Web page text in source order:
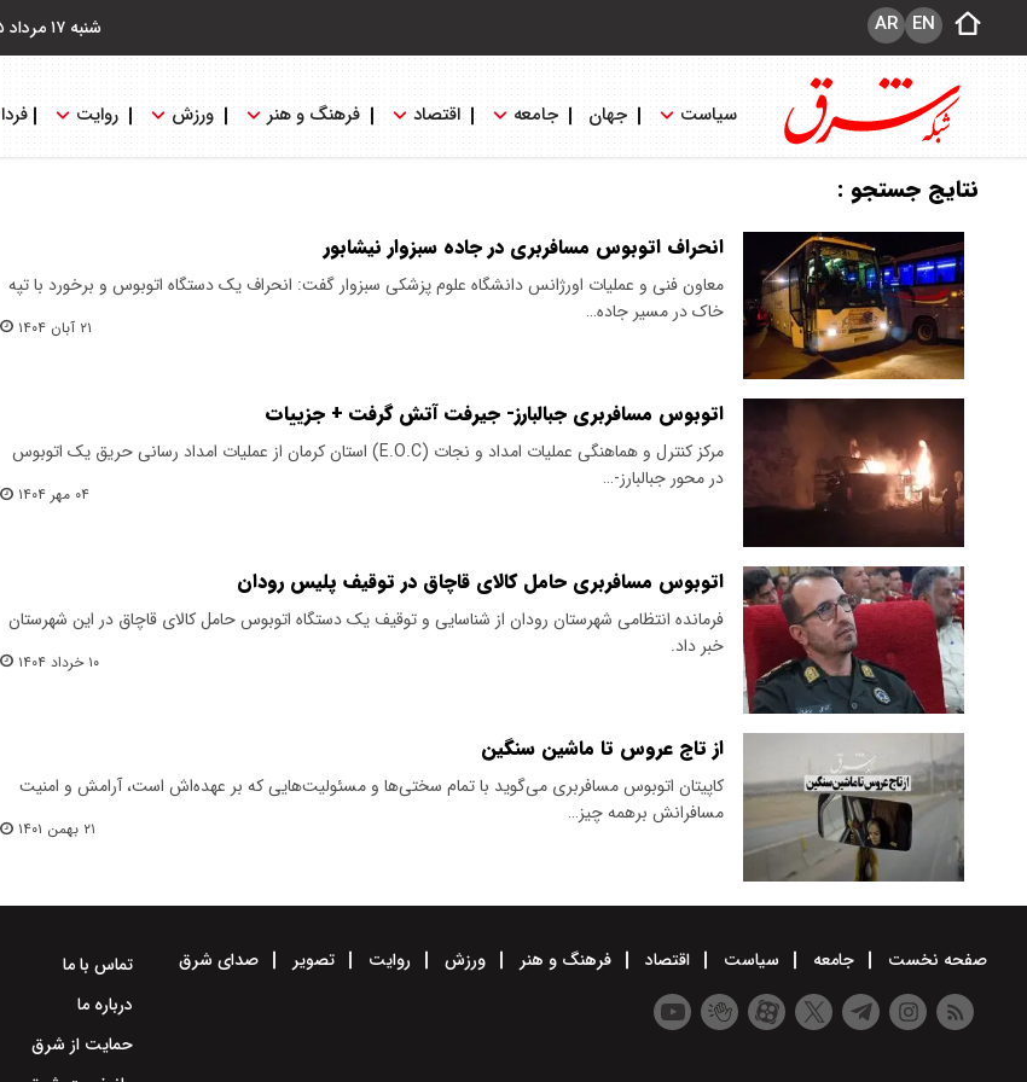
شنبه ۱۷ مرداد ۱۴۰۵ EN
AR
سیاست جهان جامعه اقتصاد فرهنگ و هنر ورزش روایت فردا
نتایج جستجو :
انحراف اتوبوس مسافربری در جاده سبزوار نیشابور
معاون فنی و عملیات اورژانس دانشگاه علوم پزشکی سبزوار گفت: انحراف یک دستگاه اتوبوس و برخورد با تپه
خاک در مسیر جاده…
۲۱ آبان ۱۴۰۴
اتوبوس مسافربری جبالبارز- جیرفت آتش گرفت + جزییات
مرکز کنترل و هماهنگی عملیات امداد و نجات (E.O.C) استان کرمان از عملیات امداد رسانی حریق یک اتوبوس
در محور جبالبارز-…
۰۴ مهر ۱۴۰۴
اتوبوس مسافربری حامل کالای قاچاق در توقیف پلیس رودان
فرمانده انتظامی شهرستان رودان از شناسایی و توقیف یک دستگاه اتوبوس حامل کالای قاچاق در این شهرستان
خبر داد.
۱۰ خرداد ۱۴۰۴
از تاج عروس تا ماشین سنگین
کاپیتان اتوبوس مسافربری می‌گوید با تمام سختی‌ها و مسئولیت‌هایی که بر عهده‌اش است، آرامش و امنیت
مسافرانش برهمه چیز…
۲۱ بهمن ۱۴۰۱
صفحه نخست جامعه سیاست اقتصاد فرهنگ و هنر ورزش روایت تصویر صدای شرق
تماس با ما
درباره ما
حمایت از شرق